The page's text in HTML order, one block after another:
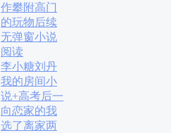
作攀附高门
的玩物后续
无弹窗小说
阅读
李小糖刘丹
我的房间小
说+高考后一
向恋家的我
选了离家两